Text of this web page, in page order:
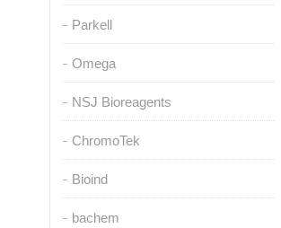
Parkell
Omega
NSJ Bioreagents
ChromoTek
Bioind
bachem